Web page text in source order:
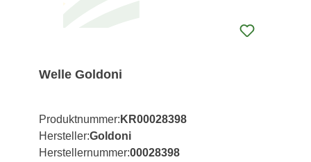
Welle Goldoni
Produktnummer: KR00028398
Hersteller:Goldoni
Herstellernummer:00028398